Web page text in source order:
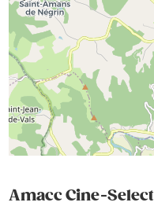
Amacc Cine-Select